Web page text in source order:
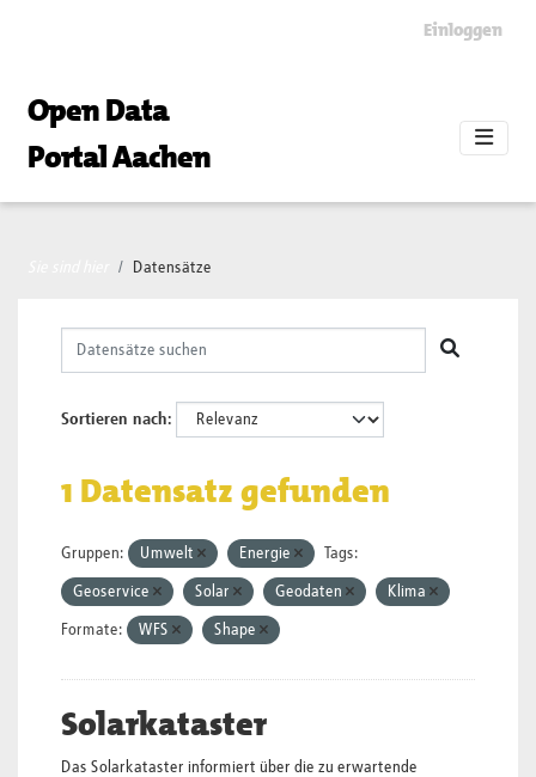
Einloggen
Open Data
Portal Aachen
Datensätze
Sortieren nach
1 Datensatz gefunden
Gruppen: Umwelt Energie Tags:
Geoservice Solar Geodaten Klima
Formate: WFS Shape
Solarkataster
Das Solarkataster informiert über die zu erwartende